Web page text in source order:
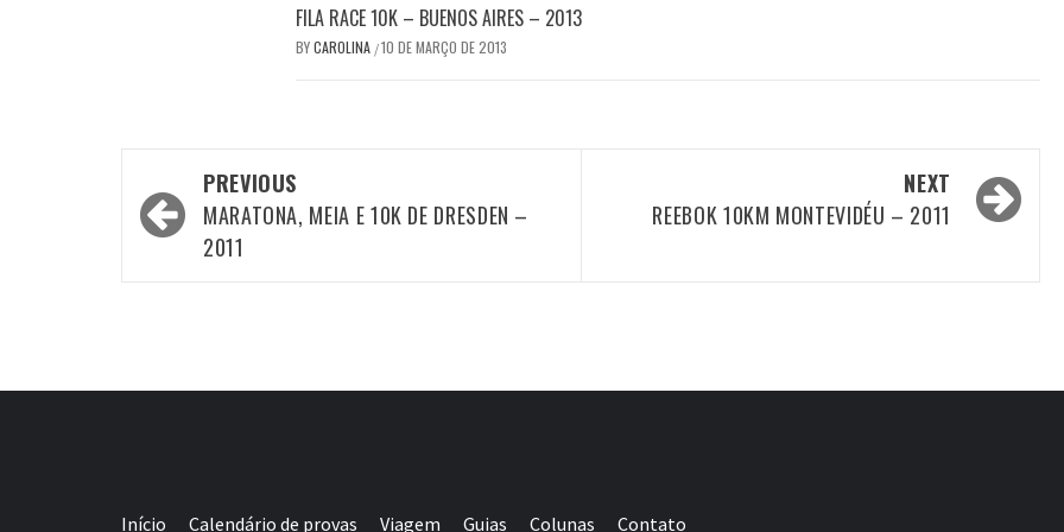
FILA RACE 10K – BUENOS AIRES – 2013
BYCAROLINA /10 DE MARÇO DE 2013
Post
navigation
PREVIOUS
MARATONA, MEIA E 10K DE DRESDEN –
2011
NEXT
REEBOK 10KM MONTEVIDÉU – 2011
Início Calendário de provas Viagem Guias Colunas Contato